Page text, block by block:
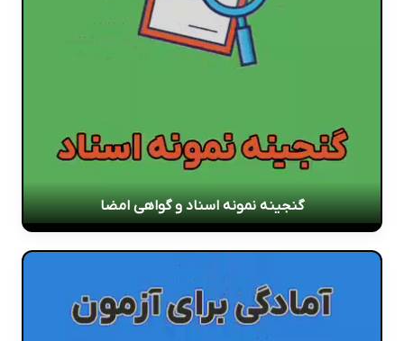
گنجینه نمونه اسناد و گواهی امضا